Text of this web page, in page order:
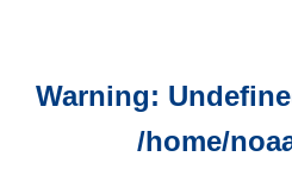
Warning:
/home/